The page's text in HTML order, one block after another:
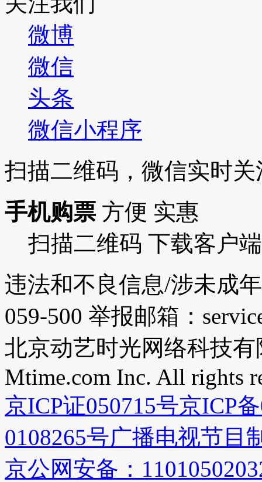
微博
微信
头条
微信小程序
扫描二维码，微信实时
手机购票方便 实惠
扫描二维码 下载客户端
违法和不良信息/涉未成
059-500 举报邮箱：
北京动艺时光网络科技有
Mtime.com Inc. All rights
京ICP证050715号京ICP
0108265号广播电视节目
京公网安备：